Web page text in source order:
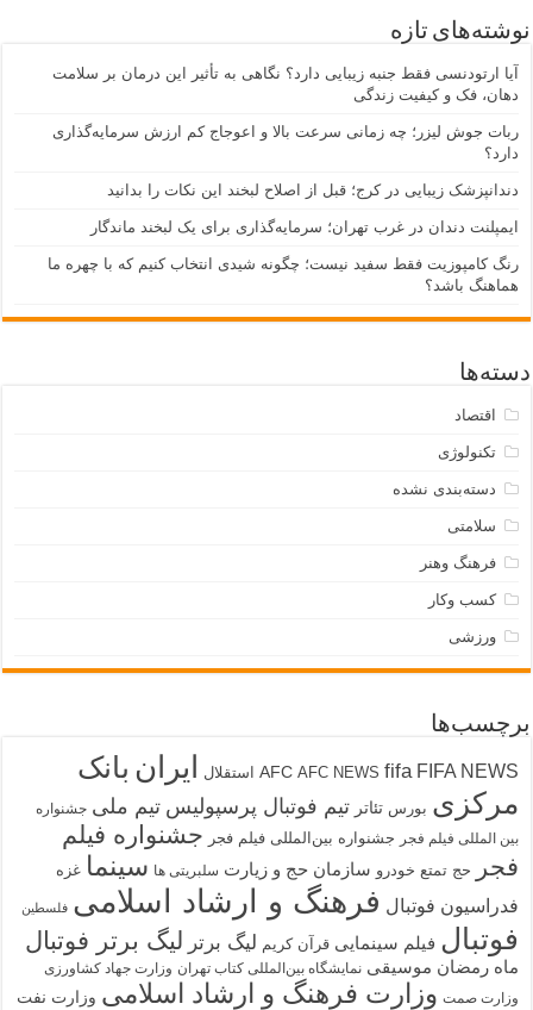
نوشته‌های تازه
آیا ارتودنسی فقط جنبه زیبایی دارد؟ نگاهی به تأثیر این درمان بر سلامت
دهان، فک و کیفیت زندگی
ربات جوش لیزر؛ چه زمانی سرعت بالا و اعوجاج کم ارزش سرمایه‌گذاری
دارد؟
دندانپزشک زیبایی در کرج؛ قبل از اصلاح لبخند این نکات را بدانید
ایمپلنت دندان در غرب تهران؛ سرمایه‌گذاری برای یک لبخند ماندگار
رنگ کامپوزیت فقط سفید نیست؛ چگونه شیدی انتخاب کنیم که با چهره ما
هماهنگ باشد؟
دسته‌ها
اقتصاد
تکنولوژی
دسته‌بندی نشده
سلامتی
فرهنگ وهنر
کسب وکار
ورزشی
برچسب‌ها
AFC AFC NEWS fifa FIFA NEWS استقلال ایران بانک
مرکزی بورس تئاتر تیم فوتبال پرسپولیس تیم ملی جشنواره
بین المللی فیلم فجر جشنواره بین‌المللی فیلم فجر جشنواره فیلم
فجر
حج تمتع خودرو سازمان حج و زیارت سلبریتی ها سینما غزه
فدراسیون فوتبال فرهنگ و ارشاد اسلامی فلسطین
فوتبال فیلم سینمایی قرآن کریم لیگ برتر لیگ برتر فوتبال
ماه رمضان موسیقی نمایشگاه بین‌المللی کتاب تهران وزارت جهاد کشاورزی
وزارت صمت وزارت فرهنگ و ارشاد اسلامی وزارت نفت